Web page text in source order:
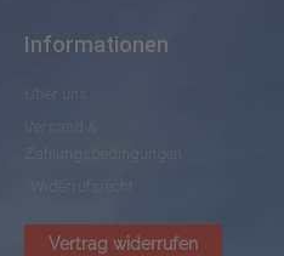
Informationen
Vertrag widerrufen